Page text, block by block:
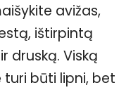
avižas,
ištirpintą
druską. Viską
būti lipni, bet